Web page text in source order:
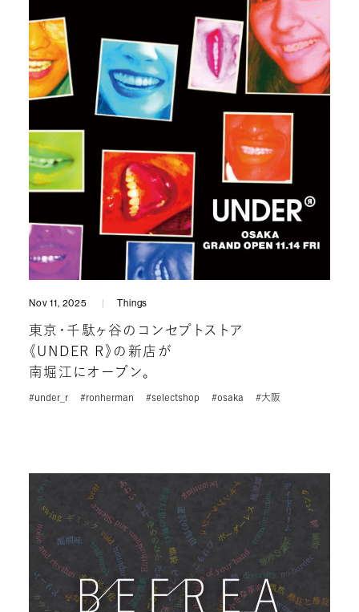
Nov 11, 2025 Things
東京・千駄ヶ谷のコンセプトストア
《UNDER R》の新店が
南堀江にオープン。
#under_r #ronherman #selectshop #osaka #大阪